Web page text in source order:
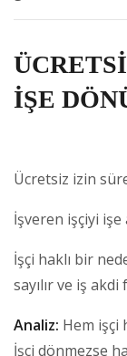
İŞE
Ücretsiz izin
İşveren işçiyi
İşçi haklı bir
sayılır ve iş
Analiz: Hem işçi
İşçi dönmezse